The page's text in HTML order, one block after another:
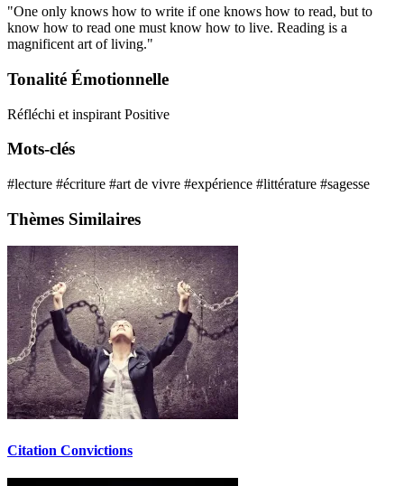
"One only knows how to write if one knows how to read, but to
know how to read one must know how to live. Reading is a
magnificent art of living."
Tonalité Émotionnelle
Réfléchi et inspirant Positive
Mots-clés
#lecture #écriture #art de vivre #expérience #littérature #sagesse
Thèmes Similaires
Citation Convictions